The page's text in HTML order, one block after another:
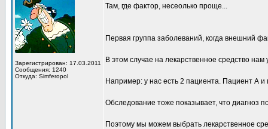
Зарегистрирован: 17.03.2011
Сообщения: 1240
Откуда: Simferopol
Там, где фактор, несеолько проще...
Первая группа заболеваний, когда внешний
В этом случае на лекарственное средство
Например: у нас есть 2 пациента. Пациент А и
Обследование тоже показывает, что диагноз
Поэтому мы можем выбрать лекарственное